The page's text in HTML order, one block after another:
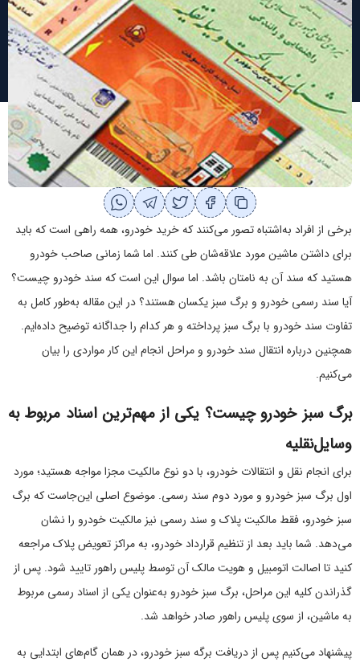
برخی از افراد به‌اشتباه تصور می‌کنند که خرید خودرو، همه راهی است که باید
برای داشتن ماشین مورد علاقه‌شان طی کنند. اما شما زمانی صاحب خودرو
هستید که سند آن به نامتان باشد. اما سوال این است که سند خودرو چیست؟
آیا سند رسمی خودرو و برگ سبز یکسان هستند؟ در این مقاله به‌طور کامل به
تفاوت سند خودرو با برگ سبز پرداخته و هر کدام را جداگانه توضیح داده‌ایم.
همچنین درباره انتقال سند خودرو و مراحل انجام این کار مواردی را بیان
می‌کنیم.
برگ سبز خودرو چیست؟ یکی از مهم‌ترین اسناد مربوط به
وسایل‌نقلیه
برای انجام نقل و انتقالات خودرو، با دو نوع مالکیت مجزا مواجه هستید؛ مورد
اول برگ سبز خودرو و مورد دوم سند رسمی. موضوع اصلی این‌جاست که برگ
سبز خودرو، فقط مالکیت پلاک و سند رسمی نیز مالکیت خودرو را نشان
می‌دهد. شما باید بعد از تنظیم قرارداد خودرو، به مراکز تعویض پلاک مراجعه
کنید تا اصالت اتومبیل و هویت مالک آن توسط پلیس راهور تایید شود. پس از
گذراندن کلیه این مراحل، برگ سبز خودرو به‌عنوان یکی از اسناد رسمی مربوط
به ماشین، از سوی پلیس راهور صادر خواهد شد.
پیشنهاد می‌کنیم پس از دریافت برگه سبز خودرو، در همان گام‌های ابتدایی به